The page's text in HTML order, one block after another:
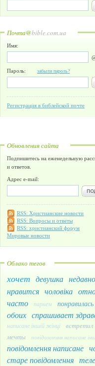
Почта@bible.com.ua
Имя:
Пароль: забыли пароль?
Регистрация в библейской почте
Обновления сайта
Подпишитесь на еженедельную
и ответов.
Адрес e-mail:
RSS: Христианские новости
RSS: Вопросы и ответы
RSS: христианский форум
Мировые новости
Облако тегов
хочет девушка недавно
нравится чоловіка
часто
парнем понравилась
обоих спрашивает
написане іншій жінці
встретил
мечты
повідомлення написане
повідомлення написане
старе повідомлення